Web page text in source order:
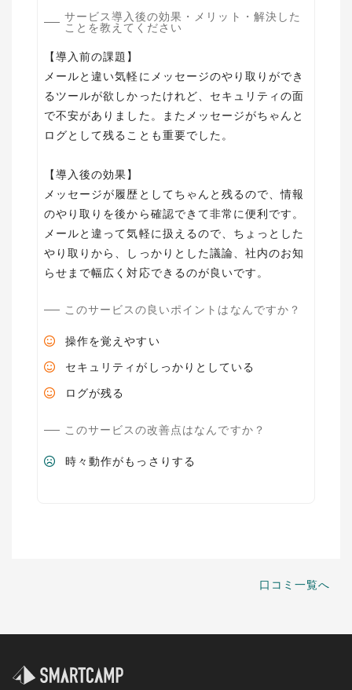
サービス導入後の効果・メリット・解決した
ことを教えてください
【導入前の課題】
メールと違い気軽にメッセージのやり取りができ
るツールが欲しかったけれど、セキュリティの面
で不安がありました。またメッセージがちゃんと
ログとして残ることも重要でした。
【導入後の効果】
メッセージが履歴としてちゃんと残るので、情報
のやり取りを後から確認できて非常に便利です。
メールと違って気軽に扱えるので、ちょっとした
やり取りから、しっかりとした議論、社内のお知
らせまで幅広く対応できるのが良いです。
このサービスの良いポイントはなんですか？
操作を覚えやすい
セキュリティがしっかりとしている
ログが残る
このサービスの改善点はなんですか？
時々動作がもっさりする
口コミ一覧へ